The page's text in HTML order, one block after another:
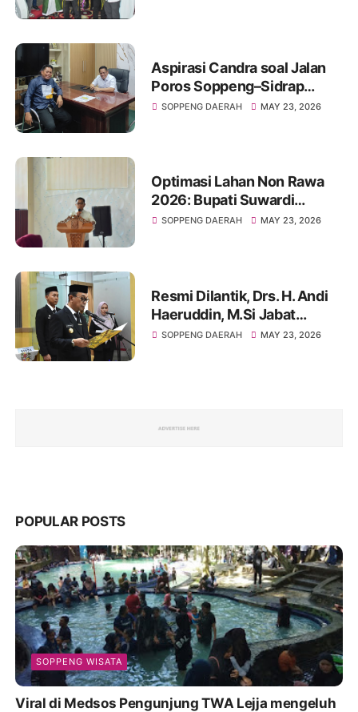
Aspirasi Candra soal Jalan
Poros Soppeng–Sidrap
Berbuah Hasil, Supriadi Arif
SOPPENG DAERAH MAY 23, 2026
Optimasi Lahan Non Rawa
2026: Bupati Suwardi
Haseng Tekankan Ketepatan
Sawah”
SOPPENG DAERAH MAY 23, 2026
Resmi Dilantik, Drs. H. Andi
Haeruddin, M.Si Jabat
Penjabat Sekda Soppeng:
SOPPENG DAERAH MAY 23, 2026
POPULAR POSTS
SOPPENG WISATA
Viral di Medsos Pengunjung TWA Lejja mengeluh